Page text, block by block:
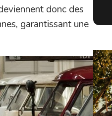
donc des
garantissant une